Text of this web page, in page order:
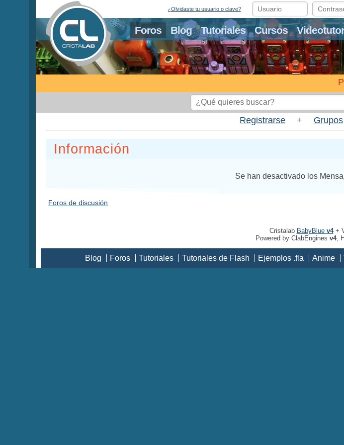
Foros Blog Tutoriales Cursos
¿Olvidaste tu usuario o clave?
Registrarse + Grupos
Información
Se han desactivado los
Foros de discusión
Cristalab BabyBlue v4+
Powered by ClabEngines v4,
Blog Foros Tutoriales Tutoriales de Flash Ejemplos .fla Anime